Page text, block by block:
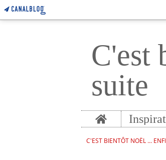
C'est
suite
Home
C'EST BIENTÔT NOËL ...